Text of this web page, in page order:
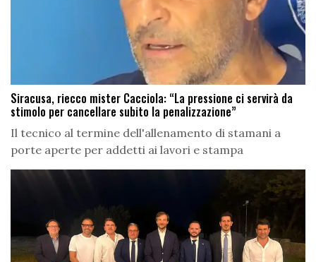
Siracusa, riecco mister Cacciola: “La pressione ci servirà da
stimolo per cancellare subito la penalizzazione”
Il tecnico al termine dell'allenamento di stamani a
porte aperte per addetti ai lavori e stampa